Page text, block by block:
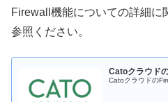
Firewall機能についての詳細に
参照ください。
Catoクラウド
Catoクラウドの